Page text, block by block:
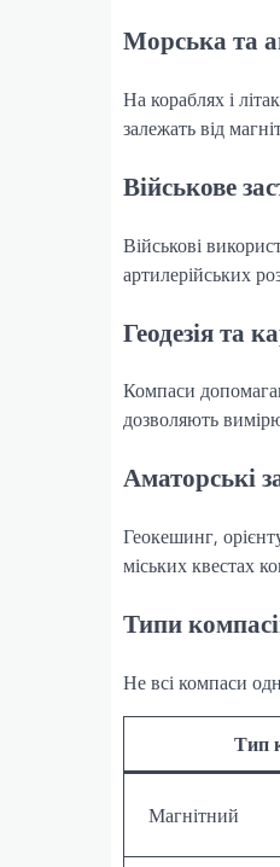
Морська та
На кораблях і
залежать від
Військове
Військові
артилерійських
Геодезія та
Компаси
дозволяють
Аматорські
Геокешинг,
міських квестах
Типи
Не всі компаси
Тип
Магнітний